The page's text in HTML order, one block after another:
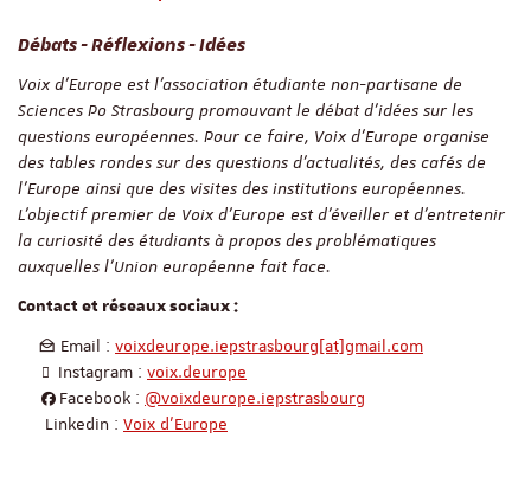
Débats - Réflexions - Idées
Voix d'Europe est l'association étudiante non-partisane de
Sciences Po Strasbourg promouvant le débat d'idées sur les
questions européennes. Pour ce faire, Voix d'Europe organise
des tables rondes sur des questions d'actualités, des cafés de
l'Europe ainsi que des visites des institutions européennes.
L'objectif premier de Voix d'Europe est d'éveiller et d'entretenir
la curiosité des étudiants à propos des problématiques
auxquelles l'Union européenne fait face.
Contact et réseaux sociaux :
Email : voixdeurope.iepstrasbourg[at]gmail.com
Instagram : voix.deurope
Facebook : @voixdeurope.iepstrasbourg
Linkedin : Voix d’Europe